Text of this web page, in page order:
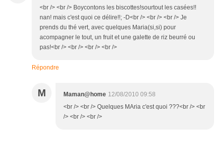
<br /> <br /> Boycontons les biscottes!sourtout les casées!!
nan! mais c'est quoi ce délire!!; -D<br /> <br /> <br /> Je
prends du thé vert, avec quelques Maria(si,si) pour
acompagner le tout, un fruit et une galette de riz beurré ou
pas!<br /> <br /> <br /> <br />
Répondre
M Maman@home 12/08/2010 09:58
<br /> <br /> Quelques MAria c'est quoi ???<br /> <br
/> <br /> <br />